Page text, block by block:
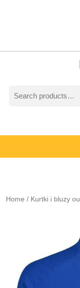
for:
Home / Kurtki i bluzy